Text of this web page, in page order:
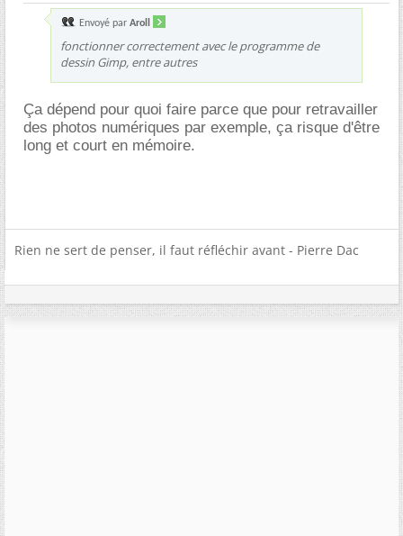
Envoyé par Aroll
fonctionner correctement avec le programme de
dessin Gimp, entre autres
Ça dépend pour quoi faire parce que pour retravailler
des photos numériques par exemple, ça risque d'être
long et court en mémoire.
Rien ne sert de penser, il faut réfléchir avant - Pierre Dac